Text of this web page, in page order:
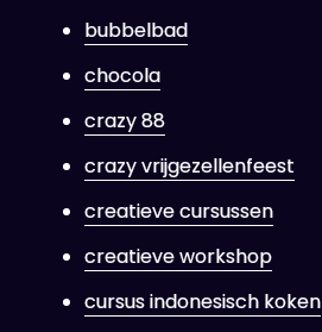
bubbelbad
chocola
crazy 88
crazy vrijgezellenfeest
creatieve cursussen
creatieve workshop
cursus indonesisch koken